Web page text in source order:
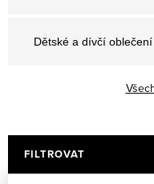
Dětské a dívčí oblečení
FILTROVAT